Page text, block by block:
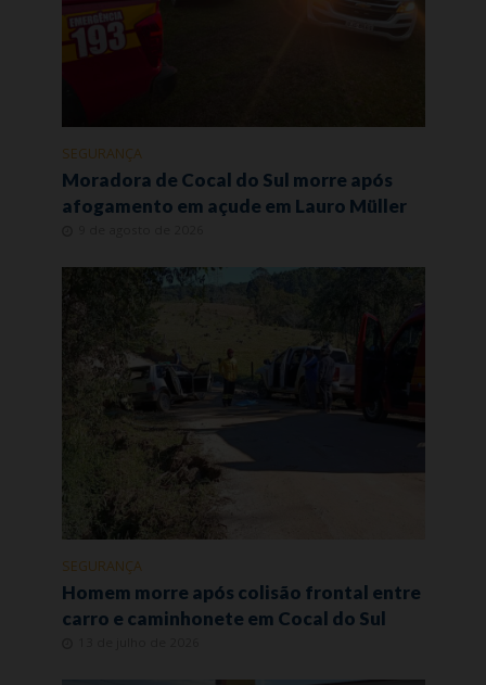
SEGURANÇA
Moradora de Cocal do Sul morre após
afogamento em açude em Lauro Müller
SEGURANÇA
Homem morre após colisão frontal entre
carro e caminhonete em Cocal do Sul